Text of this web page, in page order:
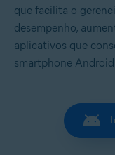
que facilita o
desempenho,
aplicativos que
smartphone